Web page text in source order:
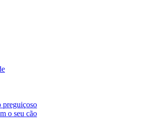
preguiçoso
o seu cão